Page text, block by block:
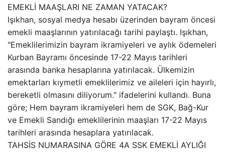
EMEKLİ MAAŞLARI NE ZAMAN YATACAK?
Işıkhan, sosyal medya hesabı üzerinden bayram öncesi
emekli maaşlarının yatırılacağı tarihi paylaştı. Işıkhan,
"Emeklilerimizin bayram ikramiyeleri ve aylık ödemeleri
Kurban Bayramı öncesinde 17-22 Mayıs tarihleri
arasında banka hesaplarına yatırılacak. Ülkemizin
emektarları kıymetli emeklilerimiz ve aileleri için hayırlı,
bereketli olmasını diliyorum." ifadelerini kullandı. Buna
göre; Hem bayram ikramiyeleri hem de SGK, Bağ-Kur
ve Emekli Sandığı emeklilerinin maaşları 17-22 Mayıs
tarihleri arasında hesaplara yatırılacak.
TAHSİS NUMARASINA GÖRE 4A SSK EMEKLİ AYLIĞI